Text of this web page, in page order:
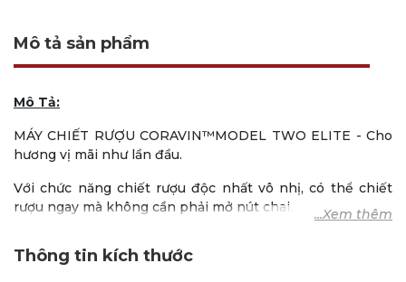
Mô tả sản phẩm
Mô Tả:
MÁY CHIẾT RƯỢU CORAVIN™MODEL TWO ELITE - Cho
hương vị mãi như lần đầu.
Với chức năng chiết rượu độc nhất vô nhị, có thể chiết
rượu ngay mà không cần phải mở nút chai.
thiết kế sang trọng để có thể sử dụng hằng ngày hoặc
Thông tin kích thước